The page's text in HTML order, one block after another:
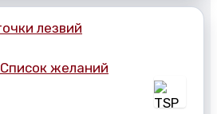
Список желаний